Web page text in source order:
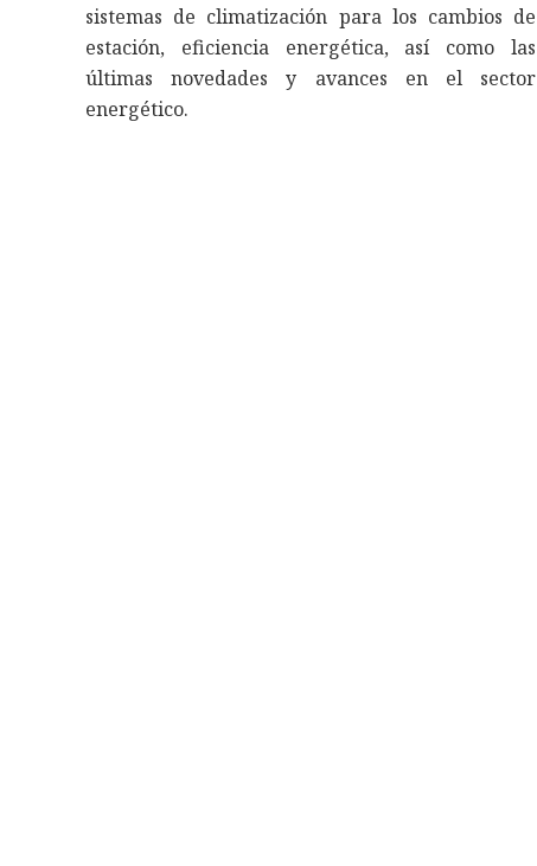
sistemas de climatización para los cambios de
estación, eficiencia energética, así como las
últimas novedades y avances en el sector
energético.